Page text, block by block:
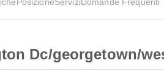
Dc/georgetown/